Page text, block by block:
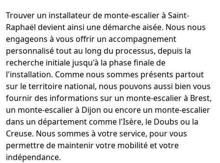
Trouver un installateur de monte-escalier à Saint-
Raphaël devient ainsi une démarche aisée. Nous nous
engageons à vous offrir un accompagnement
personnalisé tout au long du processus, depuis la
recherche initiale jusqu'à la phase finale de
l'installation. Comme nous sommes présents partout
sur le territoire national, nous pouvons aussi bien vous
fournir des informations sur un monte-escalier à Brest,
un monte-escalier à Dijon ou encore un monte-escalier
dans un départementcomme l'Isère, le Doubs ou la
Creuse. Nous sommes à votre service, pour vous
permettre de maintenir votre mobilité et votre
indépendance.